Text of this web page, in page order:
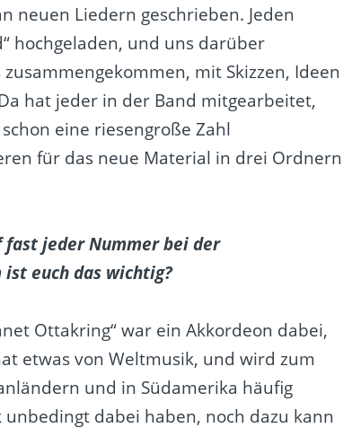
neuen Liedern geschrieben. Jeden
hochgeladen, und uns darüber
mit Skizzen, Ideen
hat jeder in der Band mitgearbeitet,
eine riesengroße Zahl
für das neue Material in drei Ordnern
fast jeder Nummer bei der
euch das wichtig?
Ottakring“ war ein Akkordeon dabei,
etwas von Weltmusik, und wird zum
und in Südamerika häufig
dabei haben, noch dazu kann